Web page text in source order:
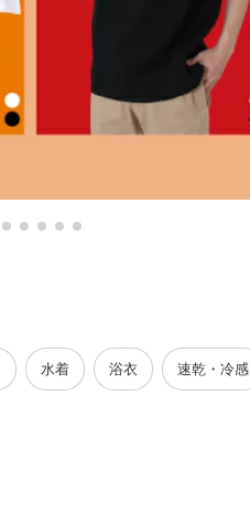
水着 浴衣 速乾・冷感